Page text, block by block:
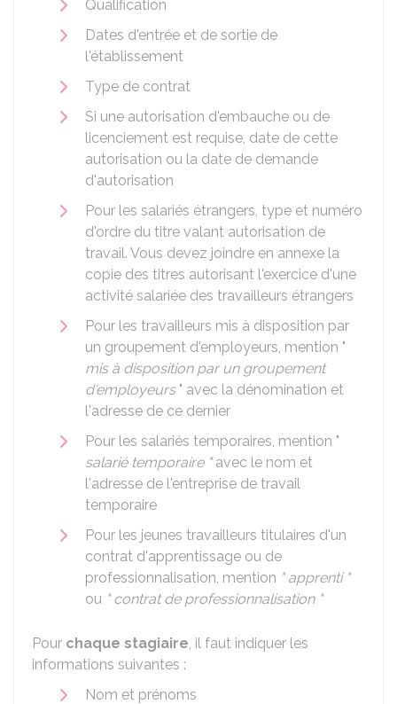
Qualification
Dates d'entrée et de sortie de
l'établissement
Type de contrat
Si une autorisation d'embauche ou de
licenciement est requise, date de cette
autorisation ou la date de demande
d'autorisation
Pour les salariés étrangers, type et numéro
d'ordre du titre valant autorisation de
travail. Vous devez joindre en annexe la
copie des titres autorisant l'exercice d'une
activité salariée des travailleurs étrangers
Pour les travailleurs mis à disposition par
un groupement d'employeurs, mention "
mis à disposition par un groupement
d'employeurs " avec la dénomination et
l'adresse de ce dernier
Pour les salariés temporaires, mention "
salarié temporaire "avec le nom et
l'adresse de l'entreprise de travail
temporaire
Pour les jeunes travailleurs titulaires d'un
contrat d'apprentissage ou de
professionnalisation, mention " apprenti "
ou " contrat de professionnalisation "
Pour chaque stagiaire, il faut indiquer les
informations suivantes :
Nom et prénoms